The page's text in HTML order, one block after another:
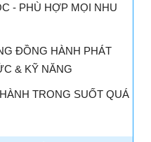
- PHÙ HỢP MỌI NHU
ĐỒNG HÀNH PHÁT
& KỸ NĂNG
TRONG SUỐT QUÁ